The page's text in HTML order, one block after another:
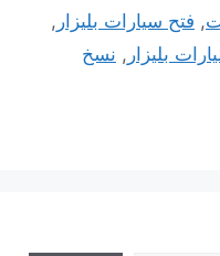
, فتح سيارات بليزار ,
بليزار , نسخ